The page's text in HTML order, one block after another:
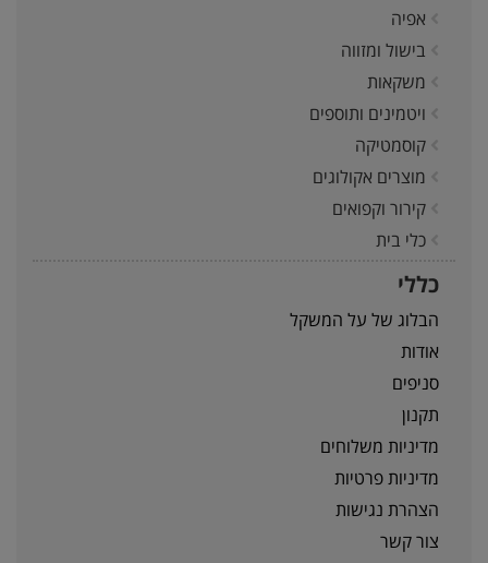
אפיה
בישול ומזווה
משקאות
ויטמינים ותוספים
קוסמטיקה
מוצרים אקולוגים
קירור וקפואים
כלי בית
כללי
הבלוג של על המשקל
אודות
סניפים
תקנון
מדיניות משלוחים
מדיניות פרטיות
הצהרת נגישות
צור קשר